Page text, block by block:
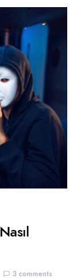
3 comments